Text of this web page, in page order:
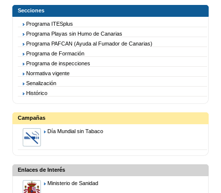
Secciones
Programa ITESplus
Programa Playas sin Humo de Canarias
Programa PAFCAN (Ayuda al Fumador de Canarias)
Programa de Formación
Programa de inspecciones
Normativa vigente
Senalización
Histórico
Campañas
Día Mundial sin Tabaco
Enlaces de Interés
Ministerio de Sanidad